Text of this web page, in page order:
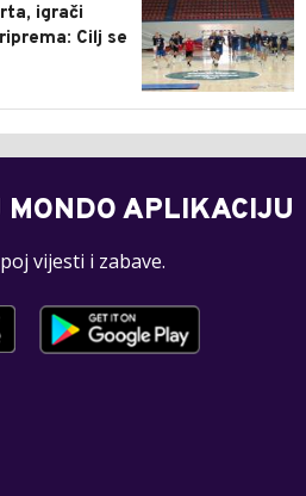
igrači
Cilj se
MONDO APLIKACIJU
vijesti i zabave.